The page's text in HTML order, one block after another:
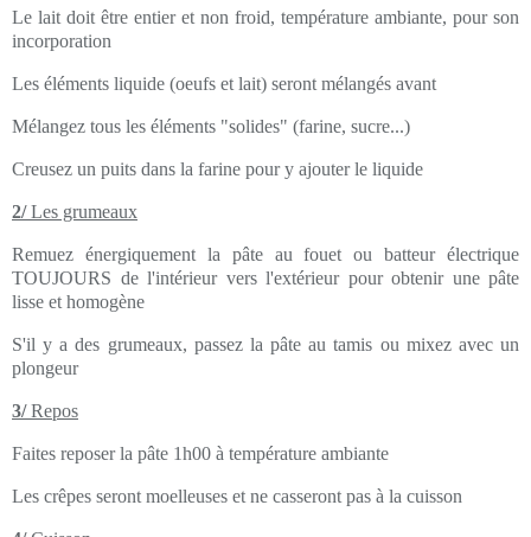
Le lait doit être entier et non froid, température ambiante, pour son
incorporation
Les éléments liquide (oeufs et lait) seront mélangés avant
Mélangez tous les éléments "solides" (farine, sucre...)
Creusez un puits dans la farine pour y ajouter le liquide
2/Les grumeaux
Remuez énergiquement la pâte au fouet ou batteur électrique
TOUJOURS de l'intérieur vers l'extérieur pour obtenir une pâte
lisse et homogène
S'il y a des grumeaux, passez la pâte au tamis ou mixez avec un
plongeur
3/Repos
Faites reposer la pâte 1h00 à température ambiante
Les crêpes seront moelleuses et ne casseront pas à la cuisson